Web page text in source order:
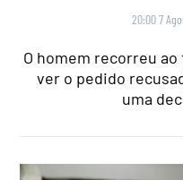
20:00 7
O homem recorreu
ver o pedido
uma